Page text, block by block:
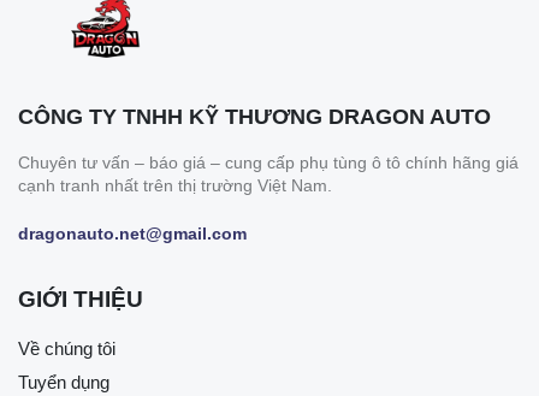
CÔNG TY TNHH KỸ THƯƠNG DRAGON AUTO
Chuyên tư vấn – báo giá – cung cấp phụ tùng ô tô chính hãng giá
cạnh tranh nhất trên thị trường Việt Nam.
dragonauto.net@gmail.com
GIỚI THIỆU
Về chúng tôi
Tuyển dụng